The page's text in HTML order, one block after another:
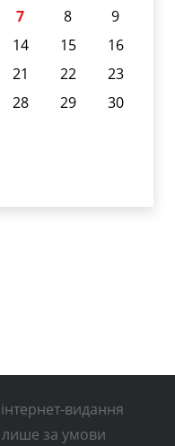
7 8
9
14 15
16
21 22
23
28 29
30
видання
лише за умови